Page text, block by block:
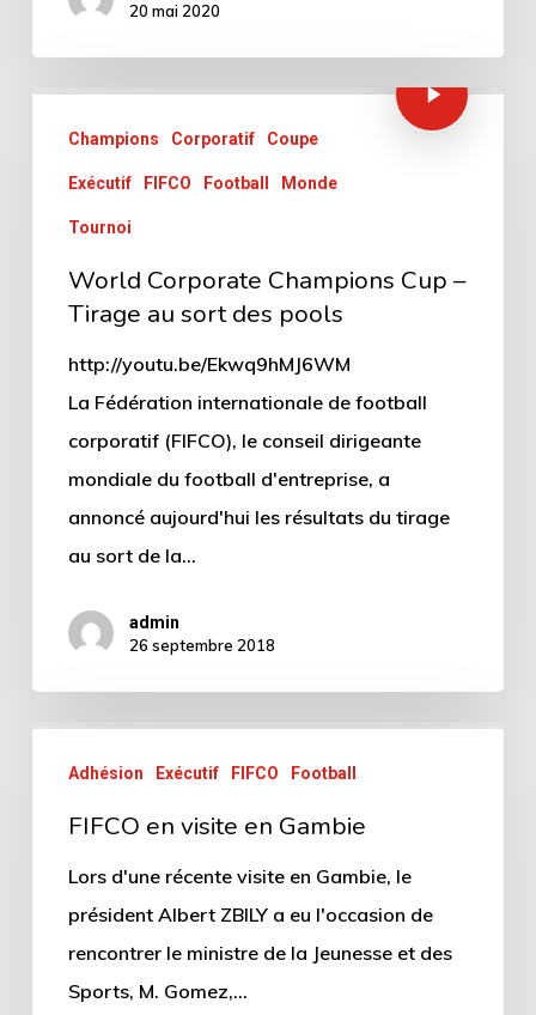
20 mai 2020
Champions Corporatif Coupe
Exécutif FIFCO Football Monde
Tournoi
World Corporate Champions Cup –
Tirage au sort des pools
http://youtu.be/Ekwq9hMJ6WM
La Fédération internationale de football
corporatif (FIFCO), le conseil dirigeante
mondiale du football d'entreprise, a
annoncé aujourd'hui les résultats du tirage
au sort de la…
admin
26 septembre 2018
Adhésion Exécutif FIFCO Football
FIFCO en visite en Gambie
Lors d'une récente visite en Gambie, le
président Albert ZBILY a eu l'occasion de
rencontrer le ministre de la Jeunesse et des
Sports, M. Gomez,…